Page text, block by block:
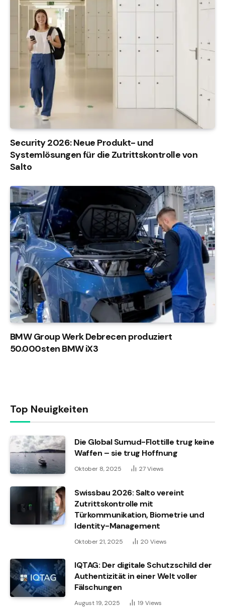
Security 2026: Neue Produkt- und
Systemlösungen für die Zutrittskontrolle von
Salto
BMW Group Werk Debrecen produziert
50.000sten BMW iX3
Top Neuigkeiten
Die Global Sumud-Flottille trug keine
Waffen – sie trug Hoffnung
Oktober 8, 2025 27Views
Swissbau 2026: Salto vereint
Zutrittskontrolle mit
Türkommunikation, Biometrie und
Identity-Management
Oktober 21, 2025 20 Views
IQTAG: Der digitale Schutzschild der
Authentizität in einer Welt voller
Fälschungen
August 19, 2025 19 Views